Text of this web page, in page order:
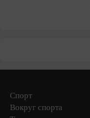
Спорт
Вокруг спорта